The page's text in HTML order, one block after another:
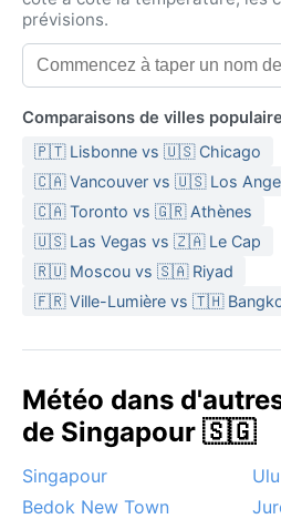
janvier) et de la mousson du
septembre). L’humidité
les voyageurs, des vêtements
essentiels ; la climatisation
une petite veste.
Le meilleur moment pour
? De février à avril, quand les
intenses. Les phénomènes
orages violents de l’après-midi,
accompagnés de rafales
constant des nuages
pluie rythme la vie, mais la
accueillante, humide et vibrante.
prévisions.
Comparaisons de villes
🇵🇹 Lisbonne vs 🇺🇸 Chicago
🇨🇦 Vancouver vs 🇺🇸 Los
🇨🇦 Toronto vs 🇬🇷 Athènes
🇺🇸 Las Vegas vs 🇿🇦 Le Cap
🇷🇺 Moscou vs 🇸🇦 Riyad
🇫🇷 Ville-Lumière vs 🇹🇭
Météo dans
de Singapour 🇸🇬
Singapour
Bedok New Town